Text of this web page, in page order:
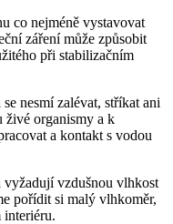
co nejméně vystavovat
záření může způsobit
při stabilizačním
nesmí zalévat, stříkat ani
živé organismy a k
a kontakt s vodou
vzdušnou vlhkost
pořídit si malý vlhkoměr,
interiéru.